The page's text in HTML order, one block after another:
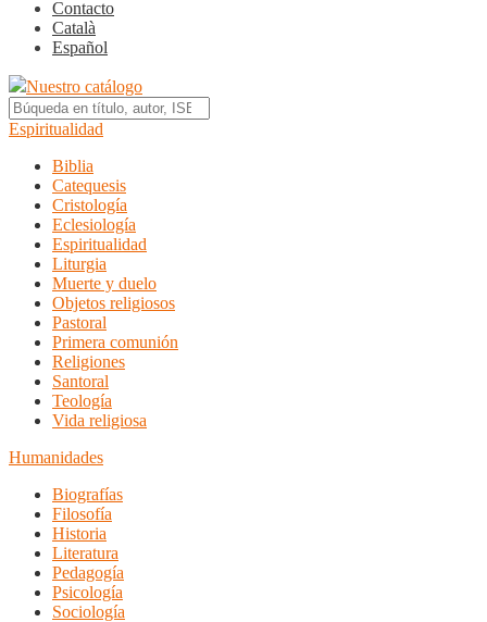
Contacto
Català
Español
Nuestro catálogo
Espiritualidad
Biblia
Catequesis
Cristología
Eclesiología
Espiritualidad
Liturgia
Muerte y duelo
Objetos religiosos
Pastoral
Primera comunión
Religiones
Santoral
Teología
Vida religiosa
Humanidades
Biografías
Filosofía
Historia
Literatura
Pedagogía
Psicología
Sociología